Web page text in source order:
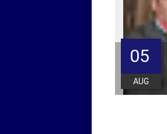
05
AUG